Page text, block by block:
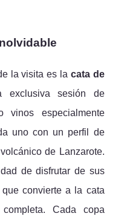
la visita es la cata de
exclusiva sesión de
vinos especialmente
uno con un perfil de
de Lanzarote.
de disfrutar de sus
convierte a la cata
Cada copa